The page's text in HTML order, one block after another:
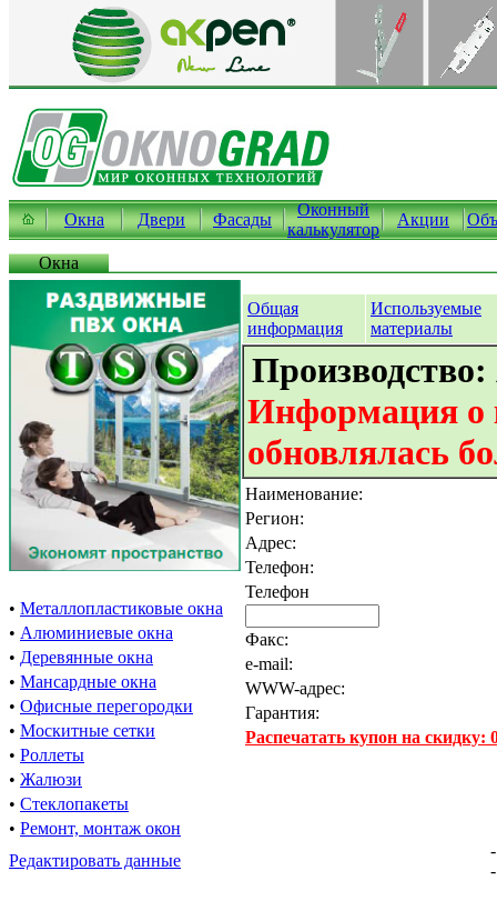
Окна Двери Фасады
Оконный
калькулятор
Акции
Окна
• Металлопластиковые окна
• Алюминиевые окна
• Деревянные окна
• Мансардные окна
• Офисные перегородки
• Москитные сетки
• Роллеты
• Жалюзи
• Стеклопакеты
• Ремонт, монтаж окон
Общая
информация
Используемые
материалы
Информация о
обновлялась
Наименование:
Регион:
Адрес:
Телефон:
Телефон
Факс:
e-mail:
WWW-адрес:
Гарантия:
Распечатать купон на скидку:
Редактировать данные
-
-